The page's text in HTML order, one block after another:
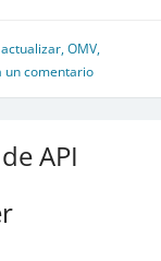
actualizar,OMV,
un comentario
API